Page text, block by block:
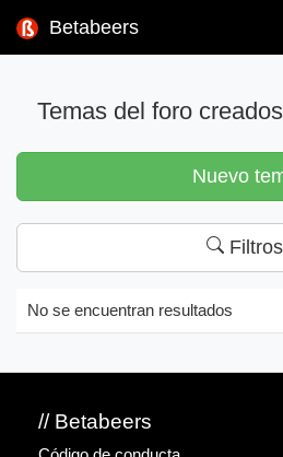
Betabeers
Temas del foro
Nuevo
Filtros
No se encuentran resultados
// Betabeers